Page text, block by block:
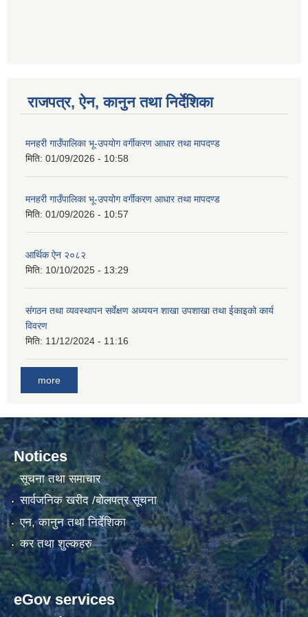
राजपत्र, ऐन, कानुन तथा निर्देशिका
मनहरी गाउँपालिका भू-उपयोग वर्गीकरण आधार तथा मापदण्ड
मिति: 01/09/2026 - 10:58
मनहरी गाउँपालिका भू-उपयोग वर्गीकरण आधार तथा मापदण्ड
मिति: 01/09/2026 - 10:57
आर्थिक ऐन २०८२
मिति: 10/10/2025 - 13:29
संगठन तथा व्यवस्थापन सर्वेक्षण अध्ययन शाखा उपशाखा तथा ईकाइको कार्य
विवरण
मिति: 11/12/2024 - 11:16
more
Notices
सूचना तथा समाचार
सार्वजनिक खरीद /बोलपत्र सूचना
एन, कानुन तथा निर्देशिका
कर तथा शुल्कहरु
eGov services